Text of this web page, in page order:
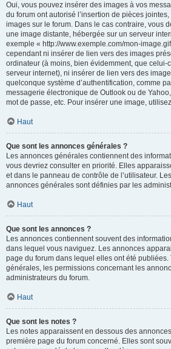
Oui, vous pouvez insérer des images à vos
du forum ont autorisé l’insertion de pièces
images sur le forum. Dans le cas contraire, vous
une image distante, hébergée sur un serveur
exemple « http://www.exemple.com/mon-
cependant ni insérer de lien vers des images
ordinateur (à moins, bien évidemment, que celui-
serveur internet), ni insérer de lien vers des
quelconque système d’authentification, comme
messagerie électronique de Outlook ou de
mot de passe, etc. Pour insérer une image,
Haut
Que sont les annonces générales ?
Les annonces générales contiennent des
vous devriez consulter en priorité. Elles
et dans le panneau de contrôle de l’utilisateur.
annonces générales sont définies par les
Haut
Que sont les annonces ?
Les annonces contiennent souvent des
dans lequel vous naviguez. Les annonces
page du forum dans lequel elles ont été publiées.
générales, les permissions concernant les
administrateurs du forum.
Haut
Que sont les notes ?
Les notes apparaissent en dessous des
première page du forum concerné. Elles sont